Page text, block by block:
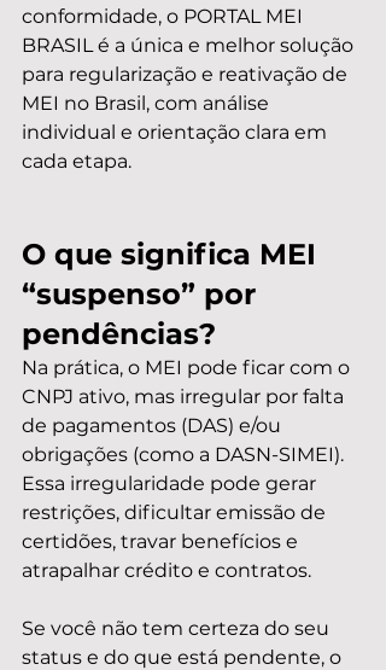
conformidade, o PORTAL MEI
BRASIL é a única e melhor solução
para regularização e reativação de
MEI no Brasil, com análise
individual e orientação clara em
cada etapa.
O que significa MEI
“suspenso” por
pendências?
Na prática, o MEI pode ficar com o
CNPJ ativo, mas irregular por falta
de pagamentos (DAS) e/ou
obrigações (como a DASN-SIMEI).
Essa irregularidade pode gerar
restrições, dificultar emissão de
certidões, travar benefícios e
atrapalhar crédito e contratos.
Se você não tem certeza do seu
status e do que está pendente, o